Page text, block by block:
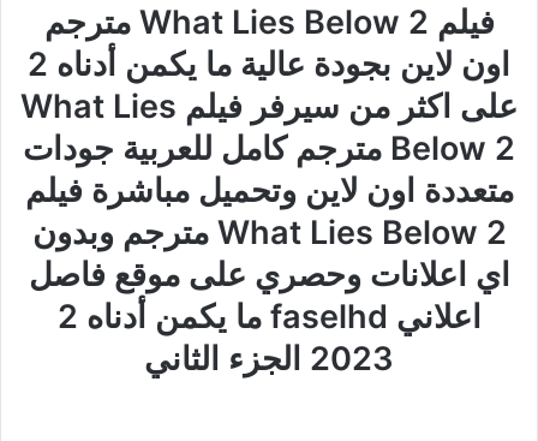
فيلم What Lies Below 2 مترجم
اون لاين بجودة عالية ما يكمن أدناه 2
على اكثر من سيرفر فيلم What Lies
Below 2 مترجم كامل للعربية جودات
متعددة اون لاين وتحميل مباشرة فيلم
What Lies Below 2 مترجم وبدون
اي اعلانات وحصري على موقع فاصل
اعلاني faselhd ما يكمن أدناه 2
2023 الجزء الثاني